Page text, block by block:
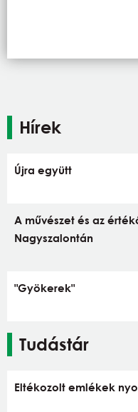
Hírek
Újra együtt
A művészet és az
Nagyszalontán
"Gyökerek"
Tudástár
Eltékozolt emlékek